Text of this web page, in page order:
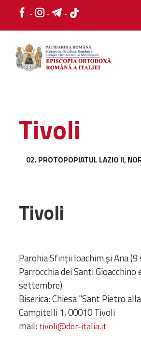
ORGANIZAREA
biserici și
Diaconii
Centre și
Asociații
Cimitire
Tivoli
02. PROTOPOPIATUL LAZIO II,
Tivoli
Parohia Sfinţii Ioachim şi Ana (9
Parrocchia dei Santi Gioacchino
settembre)
Biserica: Chiesa "Sant Pietro
Campitelli 1, 00010 Tivoli
mail:tivoli@dor-italia.it